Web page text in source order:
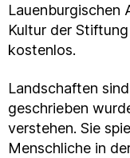
Lauenburgischen
Kultur der
kostenlos.
Landschaften
geschrieben
verstehen. Sie
Menschliche in